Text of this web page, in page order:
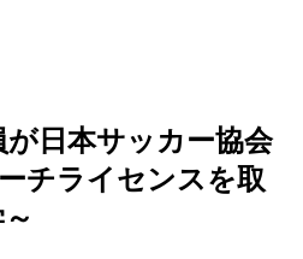
日本サッカー協会
チライセンスを取